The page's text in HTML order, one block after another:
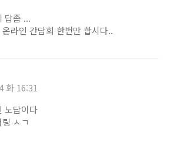
답좀 ...
라인 간담회 한번만 합시다..
화 16:31
노답이다
ㅅㄱ